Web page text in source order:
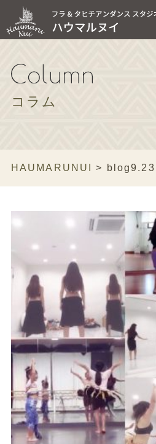
コラム
HAUMARUNUI > blog9.23